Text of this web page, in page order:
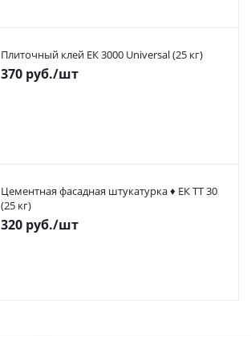
Плиточный клей ЕК 3000 Universal (25 кг)
370 руб./шт
Цементная фасадная штукатурка ♦ ЕК ТТ 30
(25 кг)
320 руб./шт